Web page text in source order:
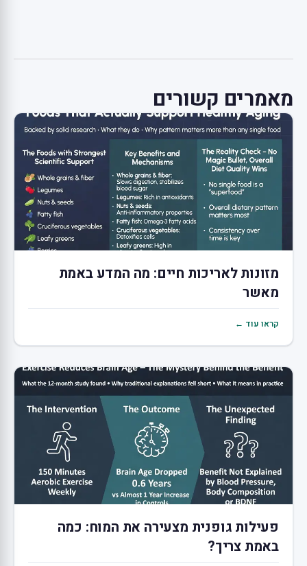
מאמרים קשורים
מזונות לאריכות חיים: מה המדע באמת
מאשר
קראו עוד ←
פעילות גופנית מצעירה את המוח: כמה
באמת צריך?